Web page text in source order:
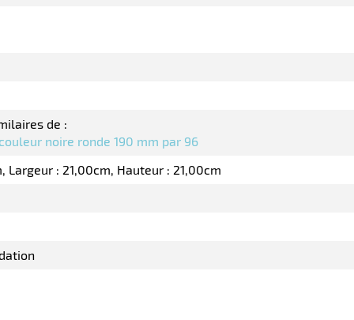
de :
noire ronde 190 mm par 96
Largeur : 21,00cm Hauteur : 21,00cm